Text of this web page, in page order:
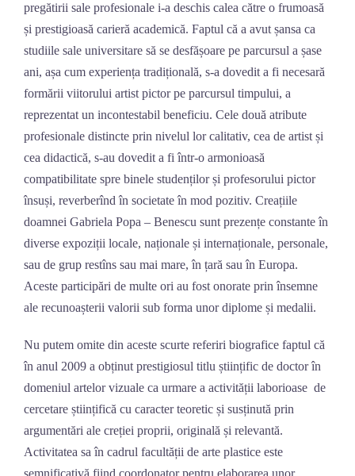
pregătirii sale profesionale i-a deschis calea către o frumoasă
și prestigioasă carieră academică. Faptul că a avut șansa ca
studiile sale universitare să se desfășoare pe parcursul a șase
ani, așa cum experiența tradițională, s-a dovedit a fi necesară
formării viitorului artist pictor pe parcursul timpului, a
reprezentat un incontestabil beneficiu. Cele două atribute
profesionale distincte prin nivelul lor calitativ, cea de artist și
cea didactică, s-au dovedit a fi într-o armonioasă
compatibilitate spre binele studenților și profesorului pictor
însuși, reverberînd în societate în mod pozitiv. Creațiile
doamnei Gabriela Popa – Benescu sunt prezențe constante în
diverse expoziții locale, naționale și internaționale, personale,
sau de grup restîns sau mai mare, în țară sau în Europa.
Aceste participări de multe ori au fost onorate prin însemne
ale recunoașterii valorii sub forma unor diplome și medalii.
Nu putem omite din aceste scurte referiri biografice faptul că
în anul 2009 a obținut prestigiosul titlu științific de doctor în
domeniul artelor vizuale ca urmare a activității laborioase de
cercetare științifică cu caracter teoretic și susținută prin
argumentări ale creției proprii, originală și relevantă.
Activitatea sa în cadrul facultății de arte plastice este
semnificativă fiind coordonator pentru elaborarea unor